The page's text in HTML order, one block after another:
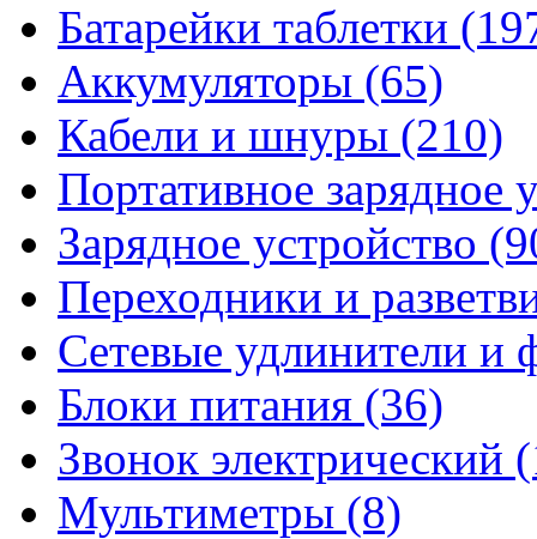
Батарейки таблетки
Аккумуляторы (65)
Кабели и шнуры (210)
Портативное зарядное
Зарядное устройство
Переходники и
Сетевые удлинители и
Блоки питания (36)
Звонок электрический
Мультиметры (8)